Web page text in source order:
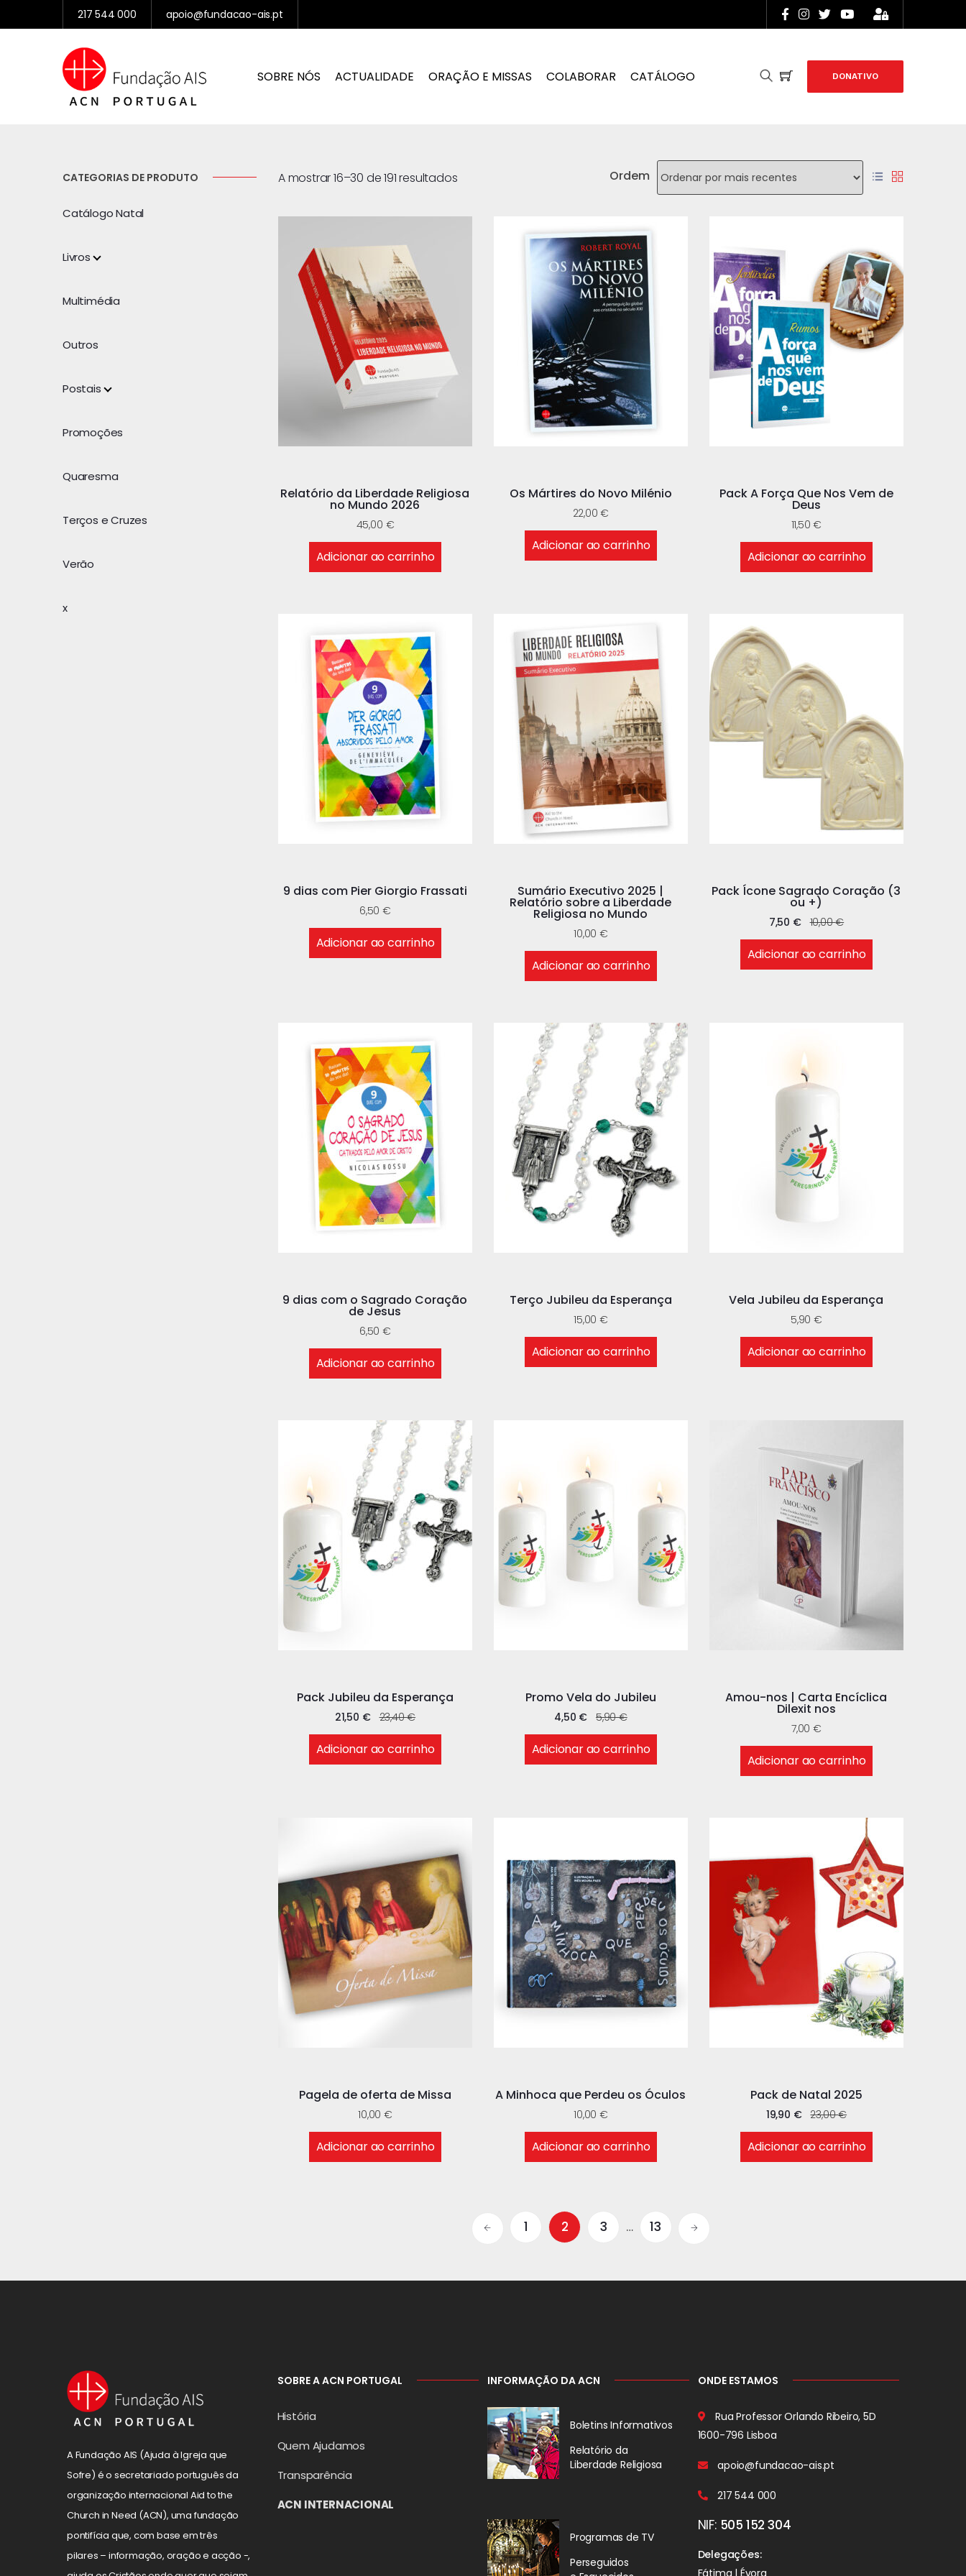
217 544 000 apoio@fundacao-ais.pt
SOBRE NÓS ACTUALIDADE ORAÇÃO E MISSAS COLABORAR CATÁLOGO DONATIVO
A mostrar 16–30 de 191 resultados Ordem
Relatório da Liberdade Religiosa
no Mundo 2026
45,00 €
Adicionar ao carrinho
Os Mártires do Novo Milénio
22,00€
Adicionar ao carrinho
Pack A Força Que Nos Vem de
Deus
11,50€
Adicionar ao carrinho
9 dias com Pier Giorgio Frassati
6,50€
Adicionar ao carrinho
Sumário Executivo 2025 |
Relatório sobre a Liberdade
Religiosa no Mundo
10,00 €
Adicionar ao carrinho
Pack Ícone Sagrado Coração (3
ou +)
10,00€
7,50 €
Adicionar ao carrinho
9 dias com o Sagrado Coração
de Jesus
6,50€
Adicionar ao carrinho
Terço Jubileu da Esperança
15,00 €
Adicionar ao carrinho
Vela Jubileu da Esperança
5,90€
Adicionar ao carrinho
Pack Jubileu da Esperança
23,40€
21,50 €
Adicionar ao carrinho
Promo Vela do Jubileu
5,90€
4,50 €
Adicionar ao carrinho
Amou-nos | Carta Encíclica
Dilexit nos
7,00€
Adicionar ao carrinho
Pagela de oferta de Missa
10,00 €
Adicionar ao carrinho
A Minhoca que Perdeu os Óculos
10,00 €
Adicionar ao carrinho
Pack de Natal 2025
23,00€
19,90 €
Adicionar ao carrinho
1 2 3 … 13
CATEGORIAS DE PRODUTO
Catálogo Natal
Livros
Multimédia
Outros
Postais
Promoções
Quaresma
Terços e Cruzes
Verão
x
A Fundação AIS (Ajuda à Igreja que
Sofre) é o secretariado português da
organização internacional Aid to the
Church in Need (ACN), uma fundação
pontifícia que, com base em três
pilares – informação, oração e acção -,
SOBRE A ACN PORTUGAL
História
Quem Ajudamos
Transparência
ACN INTERNACIONAL
INFORMAÇÃO DA ACN
Boletins Informativos
Relatório da
Liberdade Religiosa
Programas de TV
Perseguidos
ONDE ESTAMOS
Rua Professor Orlando Ribeiro, 5D
1600-796 Lisboa
apoio@fundacao-ais.pt
217 544 000
NIF: 505 152 304
Delegações: